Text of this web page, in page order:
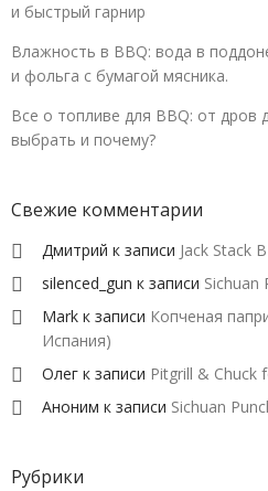
и быстрый гарнир
Влажность в BBQ: вода в
и фольга с бумагой мясника.
Все о топливе для BBQ: от дров
выбрать и почему?
Свежие комментарии
Дмитрий к записи Jack Stack
silenced_gun к записи Sichuan
Mark к записи Копченая
Испания)
Олег к записи Pitgrill & Chuck
Аноним к записи Sichuan
Рубрики